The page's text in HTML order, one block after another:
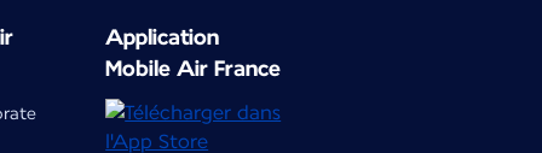
Application
Mobile Air France